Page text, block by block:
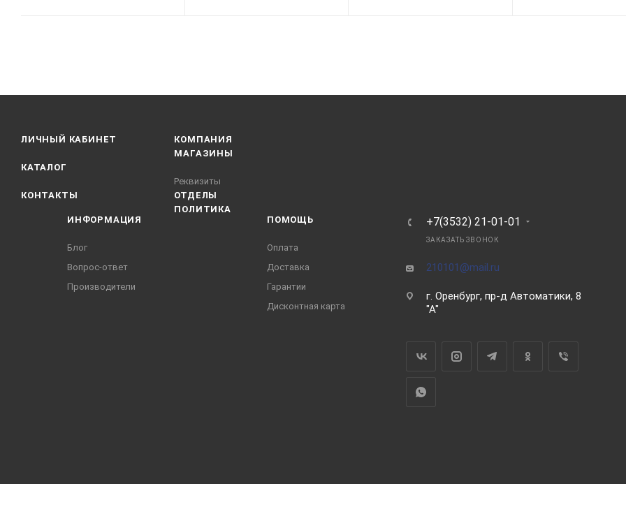
ЛИЧНЫЙ КАБИНЕТ
КАТАЛОГ
КОНТАКТЫ
КОМПАНИЯ
МАГАЗИНЫ
Реквизиты
ОТДЕЛЫ
ПОЛИТИКА
ИНФОРМАЦИЯ
Блог
Вопрос-ответ
Производители
ПОМОЩЬ
Оплата
Доставка
Гарантии
Дисконтная карта
+7(3532) 21-01-01
ЗАКАЗАТЬ ЗВОНОК
210101@mail.ru
г. Оренбург, пр-д Автоматики, 8
"А"